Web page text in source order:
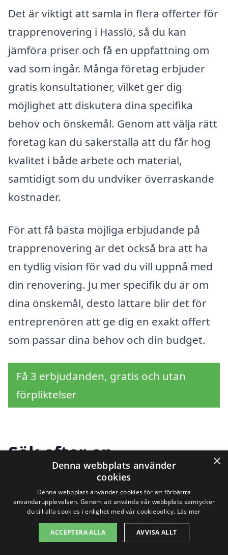
Det är viktigt att samla in flera offerter för
trapprenovering i Hasslö, så du kan
jämföra priser och få en uppfattning om
vad som ingår. Många företag erbjuder
gratis konsultationer, vilket ger dig
möjlighet att diskutera dina specifika
behov och önskemål. Genom att välja rätt
företag kan du säkerställa att du får hög
kvalitet i både arbete och material,
samtidigt som du undviker överraskande
kostnader.
För att få bästa möjliga erbjudande på
trapprenovering är det också bra att ha
en tydlig vision för vad du vill uppnå med
din renovering. Ju mer specifik du är om
dina önskemål, desto lättare blir det för
entreprenören att ge dig en exakt offert
som passar dina behov och din budget.
Få 3 erbjudanden, gratis och utan
förpliktelser
Sök efter en
professionell för
trapprenovering i andra
städer nära Hasslö
×
Denna webbplats använder
cookies
Denna webbplats använder cookies för att förbättra
användarupplevelsen. Genom att använda vår webbplats samtycker
du till alla cookies i enlighet med vår cookiepolicy. Läs mer
ACCEPTERA ALLA AVVISA ALLT